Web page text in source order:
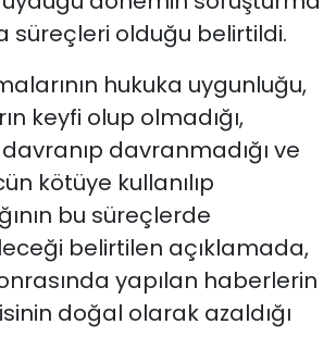
süreçleri olduğu belirtildi.
hukuka uygunluğu,
keyfi olup olmadığı,
davranıp davranmadığı ve
kötüye kullanılıp
bu süreçlerde
belirtilen açıklamada,
yapılan haberlerin
doğal olarak azaldığı